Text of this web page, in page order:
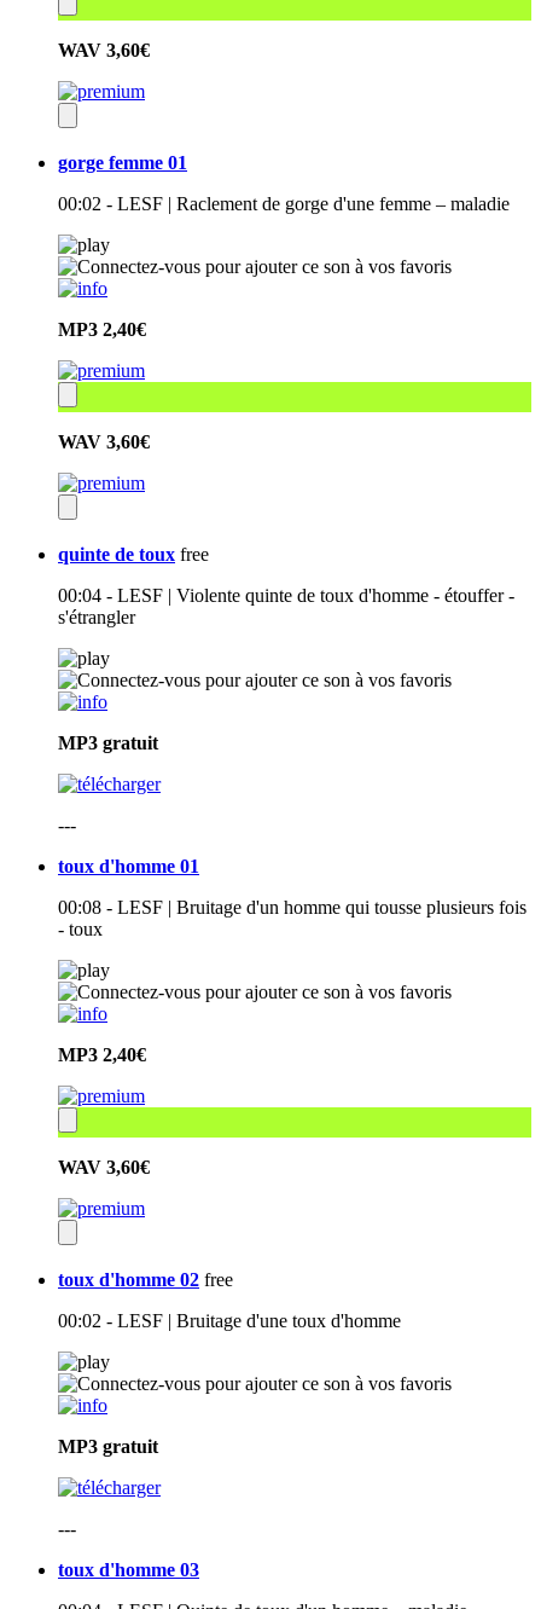
WAV 3,60€
gorge femme 01
00:02 - LESF | Raclement de gorge d'une femme – maladie
MP3 2,40€
WAV 3,60€
quinte de toux free
00:04 - LESF | Violente quinte de toux d'homme - étouffer -
s'étrangler
MP3 gratuit
---
toux d'homme 01
00:08 - LESF | Bruitage d'un homme qui tousse plusieurs fois
- toux
MP3 2,40€
WAV 3,60€
toux d'homme 02 free
00:02 - LESF | Bruitage d'une toux d'homme
MP3 gratuit
---
toux d'homme 03